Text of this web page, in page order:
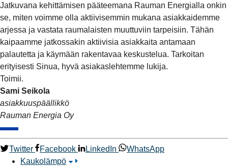
Jatkuvana kehittämisen pääteemana Rauman Energialla onkin
se, miten voimme olla aktiivisemmin mukana asiakkaidemme
arjessa ja vastata raumalaisten muuttuviin tarpeisiin. Tähän
kaipaamme jatkossakin aktiivisia asiakkaita antamaan
palautetta ja käymään rakentavaa keskustelua. Tarkoitan
erityisesti Sinua, hyvä asiakaslehtemme lukija.
Toimii.
Sami Seikola
asiakkuuspäällikkö
Rauman Energia Oy
Twitter Facebook LinkedIn
WhatsApp
Kaukolämpö